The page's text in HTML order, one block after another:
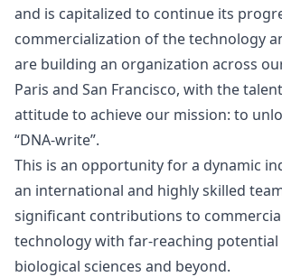
and is capitalized to continue its
commercialization of the technology
are building an organization across
Paris and San Francisco, with the
attitude to achieve our mission: to
“DNA-write”.
This is an opportunity for a dynamic
an international and highly skilled
significant contributions to
technology with far-reaching potential
biological sciences and beyond.